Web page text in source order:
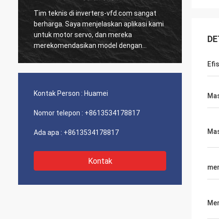
Tim teknis di inverters-vfd.com sangat
berharga. Saya menjelaskan aplikasi kami
untuk motor servo, dan mereka
merekomendasikan model dengan
respons dinamis yang unggul.
dari
Kontak Person : Huamei
Nomor telepon : +8613534178817
Ada apa : +8613534178817
Kontak